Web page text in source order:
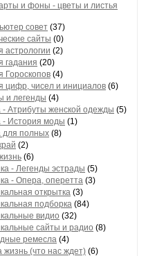
и фоны - цветы и листья
совет (37)
сайты (0)
астрологии (2)
гадания (20)
Гороскопов (4)
цифр, чисел и инициалов (6)
и легенды (4)
- Атрибуты женской одежды (5)
- История моды (1)
для полных (8)
(2)
(6)
- Легенды эстрады (5)
- Опера, оперетта (3)
открытка (3)
подборка (84)
видио (32)
сайты и радио (8)
ремесла (4)
жизнь (что нас ждет) (6)